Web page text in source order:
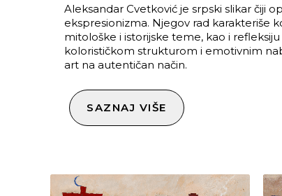
Aleksandar Cvetković je srpski slikar čiji
ekspresionizma. Njegov rad karakteriše
mitološke i istorijske teme, kao i
kolorističkom strukturom i emotivnim
art na autentičan način.
SAZNAJ VIŠE